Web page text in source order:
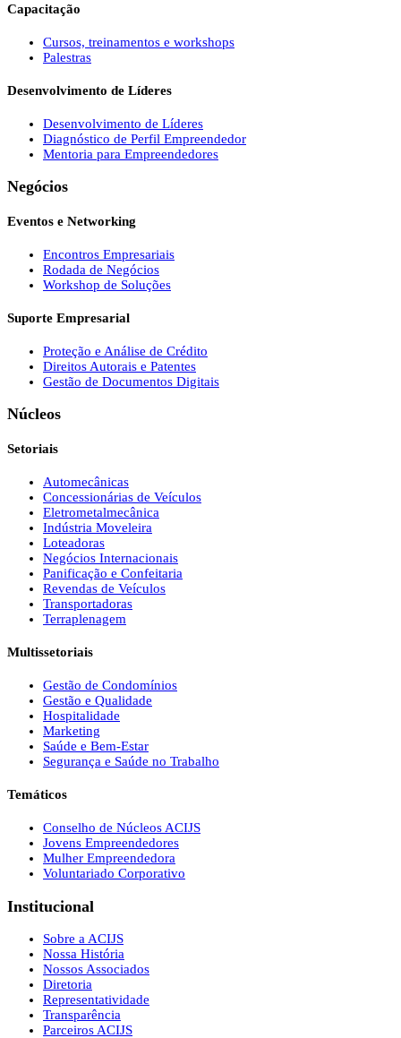
Capacitação
Cursos, treinamentos e workshops
Palestras
Desenvolvimento de Líderes
Desenvolvimento de Líderes
Diagnóstico de Perfil Empreendedor
Mentoria para Empreendedores
Negócios
Eventos e Networking
Encontros Empresariais
Rodada de Negócios
Workshop de Soluções
Suporte Empresarial
Proteção e Análise de Crédito
Direitos Autorais e Patentes
Gestão de Documentos Digitais
Núcleos
Setoriais
Automecânicas
Concessionárias de Veículos
Eletrometalmecânica
Indústria Moveleira
Loteadoras
Negócios Internacionais
Panificação e Confeitaria
Revendas de Veículos
Transportadoras
Terraplenagem
Multissetoriais
Gestão de Condomínios
Gestão e Qualidade
Hospitalidade
Marketing
Saúde e Bem-Estar
Segurança e Saúde no Trabalho
Temáticos
Conselho de Núcleos ACIJS
Jovens Empreendedores
Mulher Empreendedora
Voluntariado Corporativo
Institucional
Sobre a ACIJS
Nossa História
Nossos Associados
Diretoria
Representatividade
Transparência
Parceiros ACIJS